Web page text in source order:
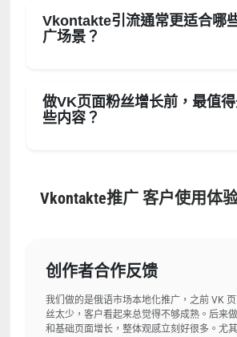
Vkontakte引流通常更适合哪
广场景？
做VK页面粉丝增长前，最值
些内容？
Vkontakte推广 客户使用体
创作者合作反馈
我们做的是俄语市场本地化推广，之前 VK
丝太少，客户看起来总觉得不够成熟。后来
和基础页面增长，整体观感立刻好很多。尤